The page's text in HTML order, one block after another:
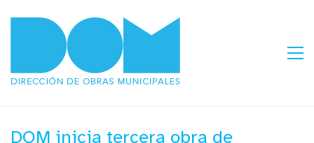
DOM inicia tercera obra de